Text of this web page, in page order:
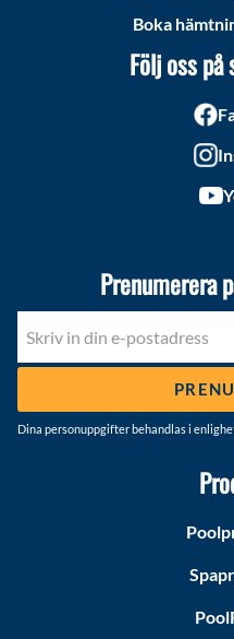
Boka
Följ oss
Prenumerera
Dina personuppgifter behandlas i